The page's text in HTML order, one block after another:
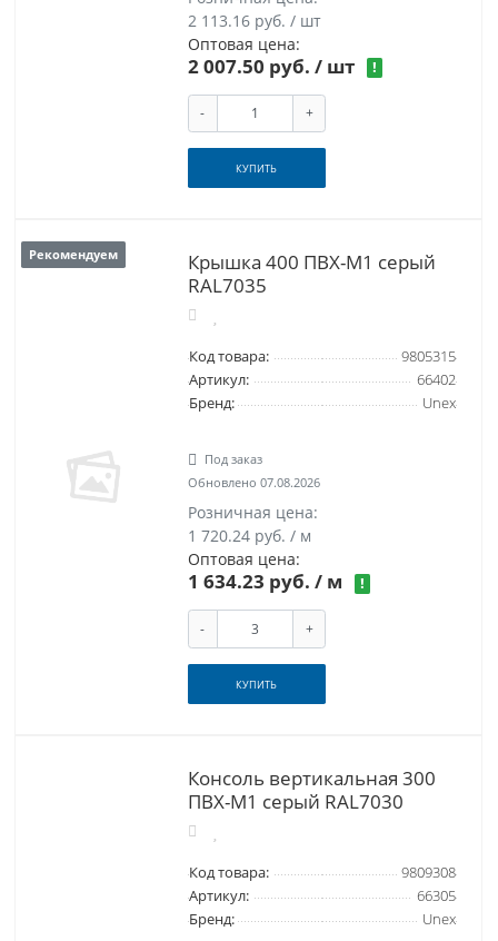
2 113.16 руб. / шт
Оптовая цена:
2 007.50 руб. / шт !
- +
КУПИТЬ
Рекомендуем
Крышка 400 ПВХ-М1 серый
RAL7035
Код товара:
9805315
Артикул:
66402
Бренд:
Unex
Под заказ
Обновлено 07.08.2026
Розничная цена:
1 720.24 руб. / м
Оптовая цена:
1 634.23 руб. / м !
- +
КУПИТЬ
Консоль вертикальная 300
ПВХ-М1 серый RAL7030
Код товара:
9809308
Артикул:
66305
Бренд:
Unex